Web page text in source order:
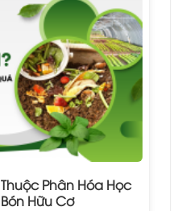
Phân Hóa Học
Hữu Cơ